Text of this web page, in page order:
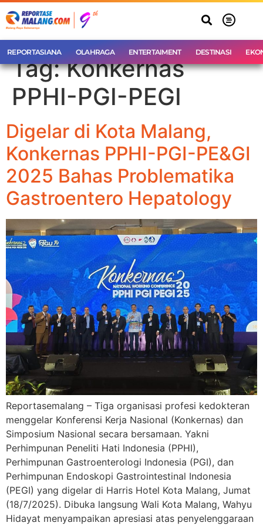
REPORTASIANA OLAHRAGA ENTERTAIMENT DESTINASI
Tag:Konkernas
PPHI-PGI-PEGI
Digelar di Kota Malang,
Konkernas PPHI-PGI-PE&GI
2025 Bahas Problematika
Gastroentero Hepatology
Reportasemalang – Tiga organisasi profesi kedokteran
menggelar Konferensi Kerja Nasional (Konkernas) dan
Simposium Nasional secara bersamaan. Yakni
Perhimpunan Peneliti Hati Indonesia (PPHI),
Perhimpunan Gastroenterologi Indonesia (PGI), dan
Perhimpunan Endoskopi Gastrointestinal Indonesia
(PEGI) yang digelar di Harris Hotel Kota Malang, Jumat
(18/7/2025). Dibuka langsung Wali Kota Malang, Wahyu
Hidayat menyampaikan apresiasi atas penyelenggaraan